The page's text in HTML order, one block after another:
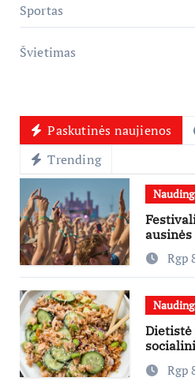
Sportas
Švietimas
Paskutinės naujienos
Trending
Rgp
receptu
Rgp